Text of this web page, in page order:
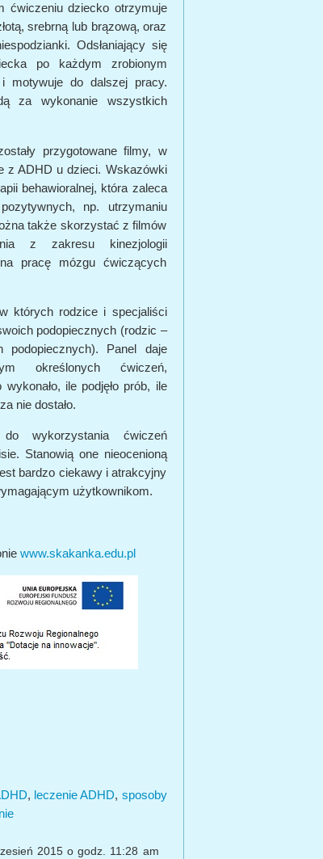
ćwiczeniu dziecko otrzymuje
srebrną lub brązową, oraz
Odsłaniający się
po każdym zrobionym
motywuje do dalszej pracy.
za wykonanie wszystkich
przygotowane filmy, w
z ADHD u dzieci. Wskazówki
behawioralnej, która zaleca
np. utrzymaniu
także skorzystać z filmów
z zakresu kinezjologii
pracę mózgu ćwiczących
których rodzice i specjaliści
podopiecznych (rodzic –
Panel daje
określonych ćwiczeń,
ile podjęło prób, ile
nie dostało.
wykorzystania ćwiczeń
Stanowią one nieocenioną
bardzo ciekawy i atrakcyjny
użytkownikom.
www.skakanka.edu.pl
, leczenie ADHD, sposoby
2015 o godz. 11:28 am